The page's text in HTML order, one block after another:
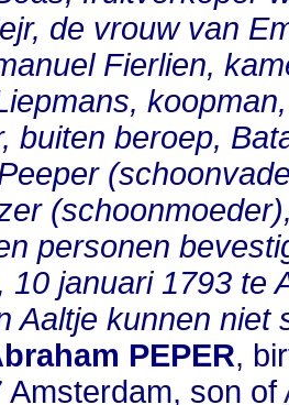
de vrouw van
Fierlien,
buiten beroep,
personen
10 januari 1793 te
Aaltje kunnen niet
PEPER,
Amsterdam, son of